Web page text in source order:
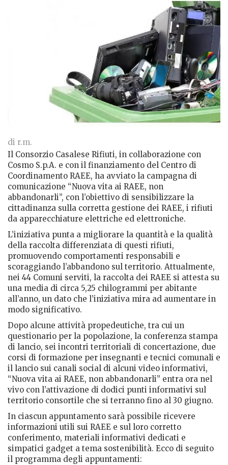
di r.m.
Il Consorzio Casalese Rifiuti, in collaborazione con
Cosmo S.p.A. e con il finanziamento del Centro di
Coordinamento RAEE, ha avviato la campagna di
comunicazione “Nuova vita ai RAEE, non
abbandonarli”, con l’obiettivo di sensibilizzare la
cittadinanza sulla corretta gestione dei RAEE, i rifiuti
da apparecchiature elettriche ed elettroniche.
L’iniziativa punta a migliorare la quantità e la qualità
della raccolta differenziata di questi rifiuti,
promuovendo comportamenti responsabili e
scoraggiando l’abbandono sul territorio. Attualmente,
nei 44 Comuni serviti, la raccolta dei RAEE si attesta su
una media di circa 5,25 chilogrammi per abitante
all’anno, un dato che l’iniziativa mira ad aumentare in
modo significativo.
Dopo alcune attività propedeutiche, tra cui un
questionario per la popolazione, la conferenza stampa
di lancio, sei incontri territoriali di concertazione, due
corsi di formazione per insegnanti e tecnici comunali e
il lancio sui canali social di alcuni video informativi,
“Nuova vita ai RAEE, non abbandonarli” entra ora nel
vivo con l’attivazione di dodici punti informativi sul
territorio consortile che si terranno fino al 30 giugno.
In ciascun appuntamento sarà possibile ricevere
informazioni utili sui RAEE e sul loro corretto
conferimento, materiali informativi dedicati e
simpatici gadget a tema sostenibilità. Ecco di seguito
il programma degli appuntamenti: